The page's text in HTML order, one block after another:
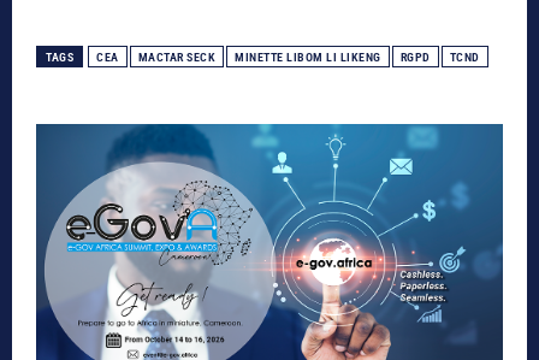
TAGS CEA MACTAR SECK MINETTE LIBOM LI LIKENG RGPD TCND